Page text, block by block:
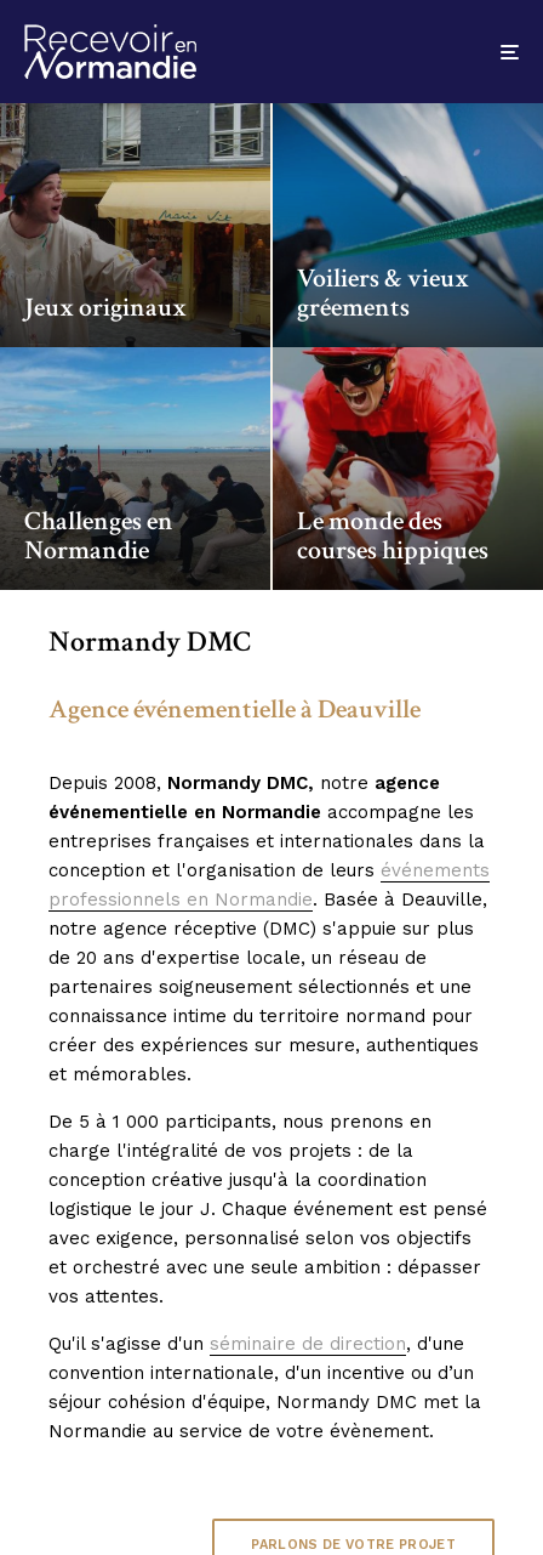
Jeux originaux
Voiliers & vieux
gréements
Challenges en
Normandie
Le monde des
courses hippiques
Normandy DMC
Agence événementielle à Deauville
Depuis 2008, Normandy DMC, notre agence
événementielle en Normandie accompagne les
entreprises françaises et internationales dans la
conception et l'organisation de leurs événements
professionnels en Normandie. Basée à Deauville,
notre agence réceptive (DMC) s'appuie sur plus
de 20 ans d'expertise locale, un réseau de
partenaires soigneusement sélectionnés et une
connaissance intime du territoire normand pour
créer des expériences sur mesure, authentiques
et mémorables.
De 5 à 1 000 participants, nous prenons en
charge l'intégralité de vos projets : de la
conception créative jusqu'à la coordination
logistique le jour J. Chaque événement est pensé
avec exigence, personnalisé selon vos objectifs
et orchestré avec une seule ambition : dépasser
vos attentes.
Qu'il s'agisse d'un séminaire de direction, d'une
convention internationale, d'un incentive ou d’un
séjour cohésion d'équipe, Normandy DMC met la
Normandie au service de votre évènement.
PARLONS DE VOTRE PROJET